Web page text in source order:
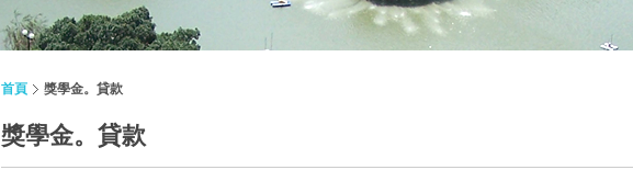
首頁 獎學金。貸款
獎學金。貸款